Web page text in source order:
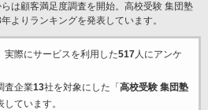
は顧客満足度調査を開始。高校受験 集団塾
よりランキングを発表しています。
実際にサービスを利用した517人にアンケ
査企業13社を対象にした「 高校受験 集団塾
ています。